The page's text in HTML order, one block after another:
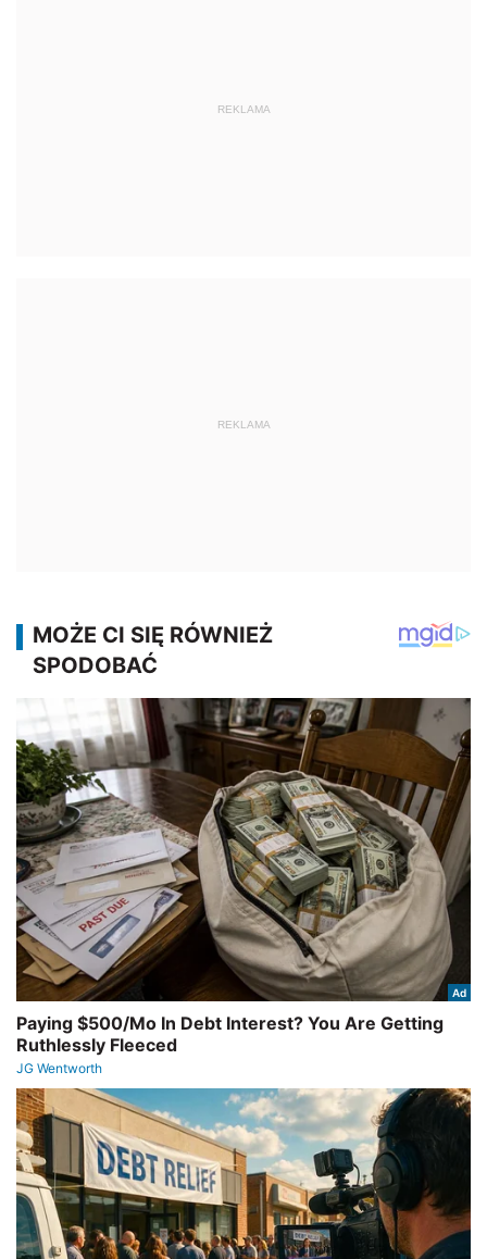
REKLAMA
REKLAMA